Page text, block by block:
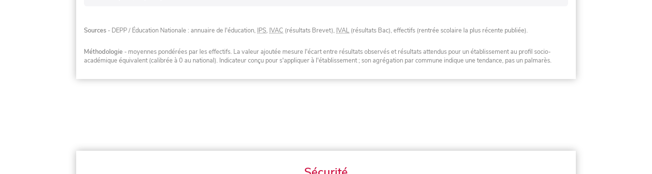
Sources - DEPP / Éducation Nationale : annuaire de l'éducation, IPS, IVAC (résultats Brevet), IVAL (résultats Bac), effectifs (rentrée scolaire la plus récente publiée).
Méthodologie - moyennes pondérées par les effectifs. La valeur ajoutée mesure l'écart entre résultats observés et résultats attendus pour un établissement au profil socio-
académique équivalent (calibrée à 0 au national). Indicateur conçu pour s'appliquer à l'établissement ; son agrégation par commune indique une tendance, pas un palmarès.